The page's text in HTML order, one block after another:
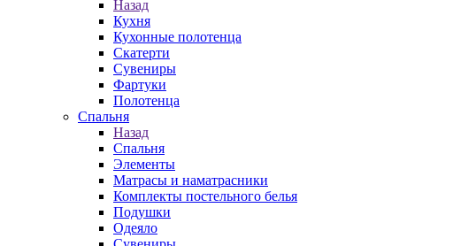
Назад
Кухня
Кухонные полотенца
Скатерти
Сувениры
Фартуки
Полотенца
Спальня
Назад
Спальня
Элементы
Матрасы и наматрасники
Комплекты постельного белья
Подушки
Одеяло